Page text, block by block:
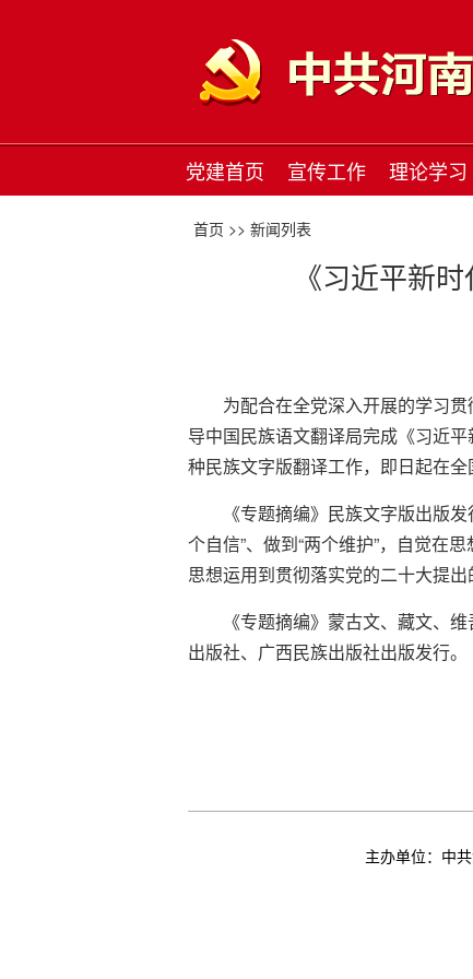
党建首页 宣传工作 理论学习
首页 >> 新闻列表
《习近平新
为配合在全党深入开展的学习
导中国民族语文翻译局完成《习近
种民族文字版翻译工作，即日起在全
《专题摘编》民族文字版出版
个自信”、做到“两个维护”，自觉在
思想运用到贯彻落实党的二十大提
《专题摘编》蒙古文、藏文、
出版社、广西民族出版社出版发行。
主办单位：中